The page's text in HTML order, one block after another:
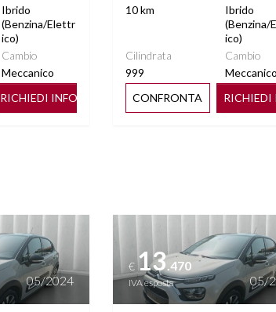
Ibrido
(Benzina/Elettr
ico)
Cambio
Meccanico
RICHIEDI INFO
10 km
Ibrido
(Benzina/
ico)
Cilindrata
999
Cambio
Meccanico
CONFRONTA
RICHIEDI
05/2024
Vedi dettagli
€13.470
IVA esposta 05/